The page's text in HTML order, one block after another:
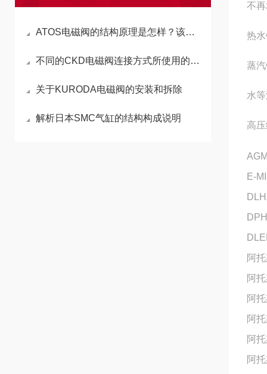
ATOS电磁阀的结构原理是怎样？该如何选型？
不同的CKD电磁阀连接方式所使用的特点和范围
关于KURODA电磁阀的安装和拆除
解析日本SMC气缸的结构构成说明
不
热
蒸
水
高
E-
阿
阿
阿
阿
阿
阿